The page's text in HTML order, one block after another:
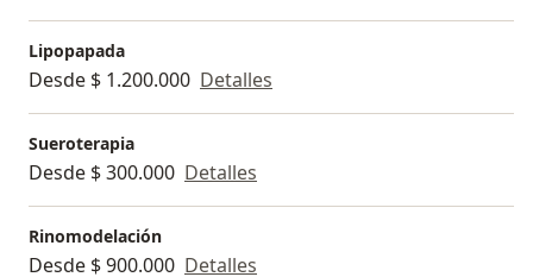
tecnología. Mi misión es ayudar a cada persona a
sentirse y verse mejor, promoviendo un enfoque
saludable y equilibrado hacia la belleza.
Lipopapada
Desde $ 1.200.000 Detalles
Sueroterapia
Desde $ 300.000 Detalles
Rinomodelación
Desde $ 900.000 Detalles